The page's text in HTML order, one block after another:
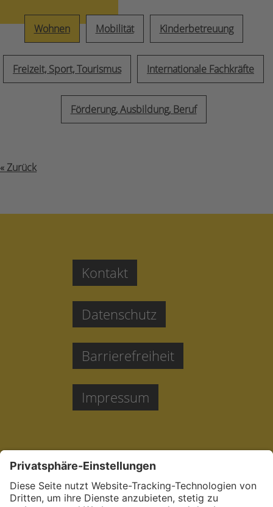
Wohnen Mobilität Kinderbetreuung
Freizeit, Sport, Tourismus Internationale Fachkräfte
Förderung, Ausbildung, Beruf
« Zurück
Kontakt
Datenschutz
Barrierefreiheit
Impressum
Jetzt bewerben: